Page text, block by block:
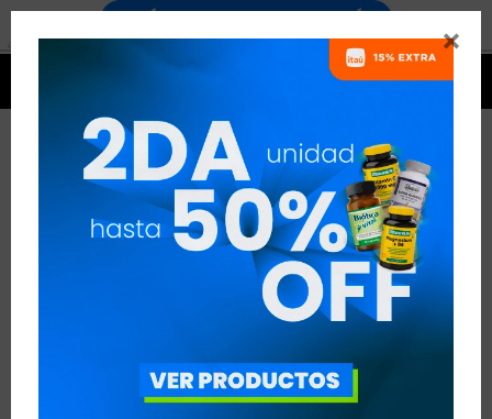

EL PRIMER EJERCICIO
VER TODAS LAS ENTRADAS
Entrenamiento